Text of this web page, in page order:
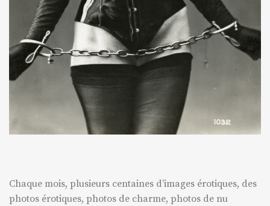
Chaque mois, plusieurs centaines d’images érotiques, des
photos érotiques, photos de charme, photos de nu